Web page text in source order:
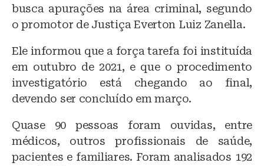
busca apurações na área criminal, segundo
o promotor de Justiça Everton Luiz Zanella.
Ele informou que a força tarefa foi instituída
em outubro de 2021, e que o procedimento
investigatório está chegando ao final,
devendo ser concluído em março.
Quase 90 pessoas foram ouvidas, entre
médicos, outros profissionais de saúde,
pacientes e familiares. Foram analisados 192